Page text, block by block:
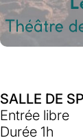
SALLE DE
Entrée libre
Durée 1h